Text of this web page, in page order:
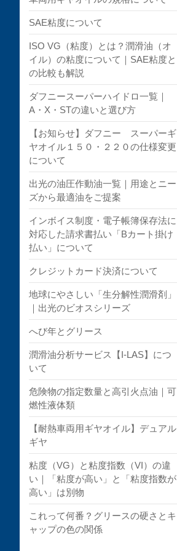
SAE粘度について
ISO VG（粘度）とは？潤滑油（オ
イル）の粘度について｜SAE粘度と
の比較も解説
ダフニースーパーハイドロ一覧｜
A・X・STの違いと選び方
【お知らせ】ダフニー スーパーギ
ヤオイル１５０・２２０の仕様変更
について
出光の油圧作動油一覧｜用途とニー
ズから最適油をご提案
インボイス制度・電子帳簿保存法に
対応した請求書払い「Bカート掛け
払い」について
クレジットカード決済について
地球にやさしい「生分解性潤滑剤」
｜出光のビオスシリーズ
へび年とグリース
潤滑油分析サービス【I-LAS】につ
いて
危険物の指定数量と高引火点油｜可
燃性液体類
【耐熱車両用ギヤオイル】デュアル
ギヤ
粘度（VG）と粘度指数（VI）の違
い｜「粘度が高い」と「粘度指数が
高い」は別物
これって何番？グリースの硬さとキ
ャップの色の関係